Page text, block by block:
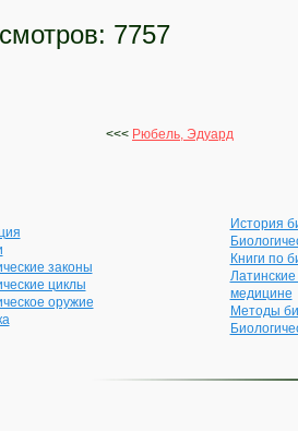
7757
<<< Рюбель, Эдуард
законы
циклы
оружие
История
Книги по
медицине
Методы